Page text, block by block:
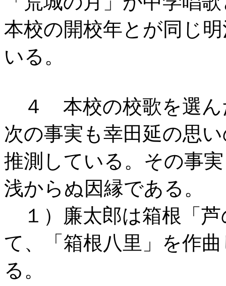
本校の開校年とが同じ
いる。
４ 本校の校歌を選ん
次の事実も幸田延の思
推測している。その事
浅からぬ因縁である。
１）廉太郎は箱根「
て、「箱根八里」を作
る。